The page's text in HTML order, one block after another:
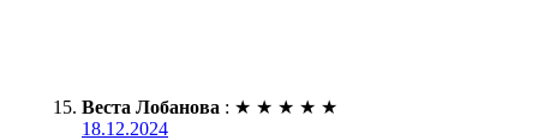
Веста Лобанова : ★ ★ ★ ★ ★
18.12.2024